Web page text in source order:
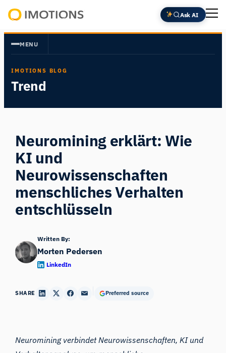
Zum
Inhalt
springen
Insight
Ask AI
MENU
IMOTIONS BLOG
Trend
Neuromining erklärt: Wie
KI und
Neurowissenschaften
menschliches Verhalten
entschlüsseln
Written By:
Morten Pedersen
LinkedIn
SHARE Preferred source
Neuromining verbindet Neurowissenschaften, KI und